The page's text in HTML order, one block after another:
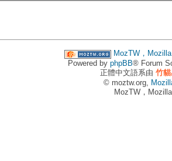
MozTW，
Powered by phpBB® Forum
正體中文語系由 竹
© moztw.org,
MozTW，